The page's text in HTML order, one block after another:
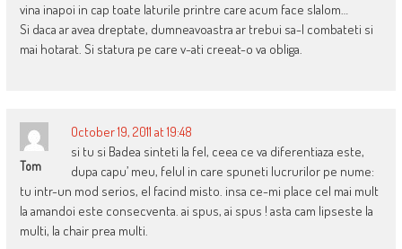
vina inapoi in cap toate laturile printre care acum face slalom…
Si daca ar avea dreptate, dumneavoastra ar trebui sa-l combateti si
mai hotarat. Si statura pe care v-ati creeat-o va obliga.
Tom
October 19, 2011 at 19:48
si tu si Badea sinteti la fel, ceea ce va diferentiaza este,
dupa capu’ meu, felul in care spuneti lucrurilor pe nume:
tu intr-un mod serios, el facind misto. insa ce-mi place cel mai mult
la amandoi este consecventa. ai spus, ai spus ! asta cam lipseste la
multi, la chair prea multi.